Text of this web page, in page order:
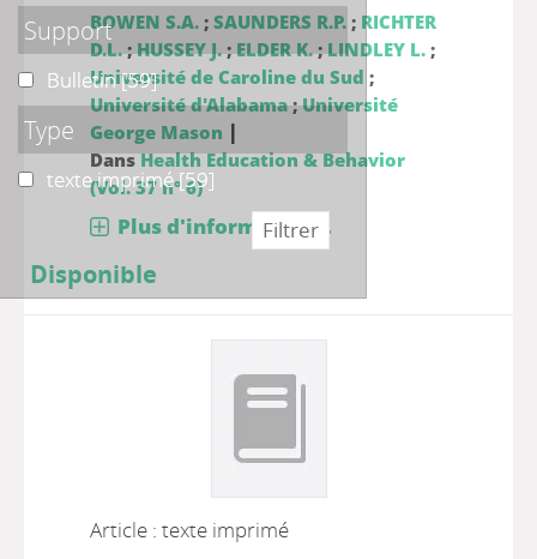
BOWEN S.A.; SAUNDERS R.P.; RICHTER
D.L.;HUSSEY J.;ELDER K.;LINDLEY L.;
Université de Caroline du Sud ;
Université d'Alabama;Université
George Mason |
DansHealth Education & Behavior
(Vol. 37 n° 6)
Plus d'information...
Disponible
Article : texte imprimé
Support
Bulletin
Bulletin[59]
Type
texte imprimé
texte imprimé[59]